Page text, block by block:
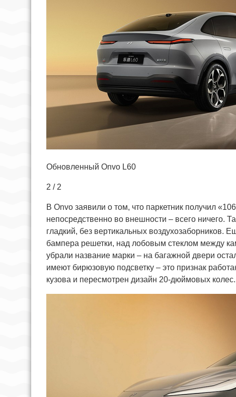
Обновленный Onvo L60
2 / 2
В Onvo заявили о том, что паркетник получил
непосредственно во внешности – всего ничего.
гладкий, без вертикальных
бампера решетки, над лобовым стеклом между
убрали название марки – на багажной двери
имеют бирюзовую подсветку – это признак
кузова и пересмотрен дизайн 20-дюймовых колес.